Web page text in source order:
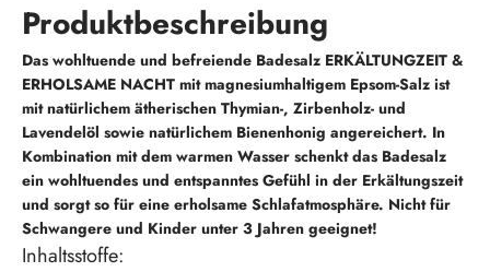
Produktbeschreibung
Das wohltuende und befreiende Badesalz ERKÄLTUNGZEIT &
ERHOLSAME NACHT mit magnesiumhaltigem Epsom-Salz ist
mit natürlichem ätherischen Thymian-, Zirbenholz- und
Lavendelöl sowie natürlichem Bienenhonig angereichert. In
Kombination mit dem warmen Wasser schenkt das Badesalz
ein wohltuendes und entspanntes Gefühl in der Erkältungszeit
und sorgt so für eine erholsame Schlafatmosphäre. Nicht für
Schwangere und Kinder unter 3 Jahren geeignet!
Inhaltsstoffe: